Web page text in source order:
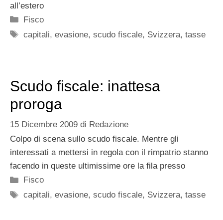
all’estero
Categorie
Fisco
Tag
capitali,evasione,scudo fiscale, Svizzera,tasse
Scudo fiscale: inattesa
proroga
15 Dicembre 2009 di Redazione
Colpo di scena sullo scudo fiscale. Mentre gli
interessati a mettersi in regola con il rimpatrio stanno
facendo in queste ultimissime ore la fila presso
Categorie
Fisco
Tag
capitali,evasione,scudo fiscale, Svizzera,tasse